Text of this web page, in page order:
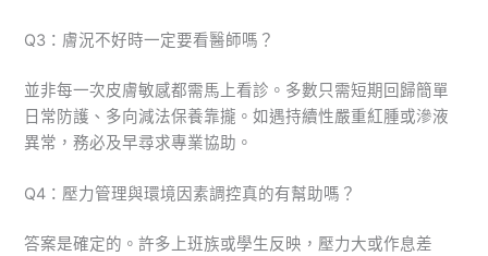
Q3：膚況不好時一定要看醫師嗎？
並非每一次皮膚敏感都需馬上看診。多數只需短期回歸簡單
日常防護、多向減法保養靠攏。如遇持續性嚴重紅腫或滲液
異常，務必及早尋求專業協助。
Q4：壓力管理與環境因素調控真的有幫助嗎？
答案是確定的。許多上班族或學生反映，壓力大或作息差